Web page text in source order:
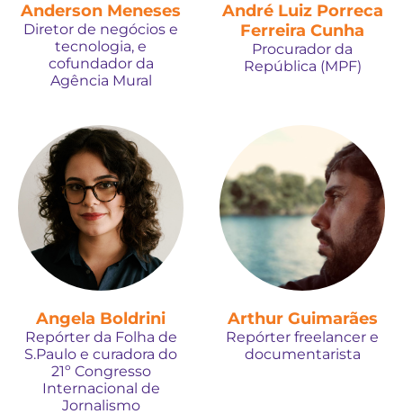
Anderson Meneses
Diretor de negócios e
tecnologia, e
cofundador da
Agência Mural
André Luiz Porreca
Ferreira Cunha
Procurador da
República (MPF)
Angela Boldrini
Repórter da Folha de
S.Paulo e curadora do
21º Congresso
Internacional de
Jornalismo
Arthur Guimarães
Repórter freelancer e
documentarista